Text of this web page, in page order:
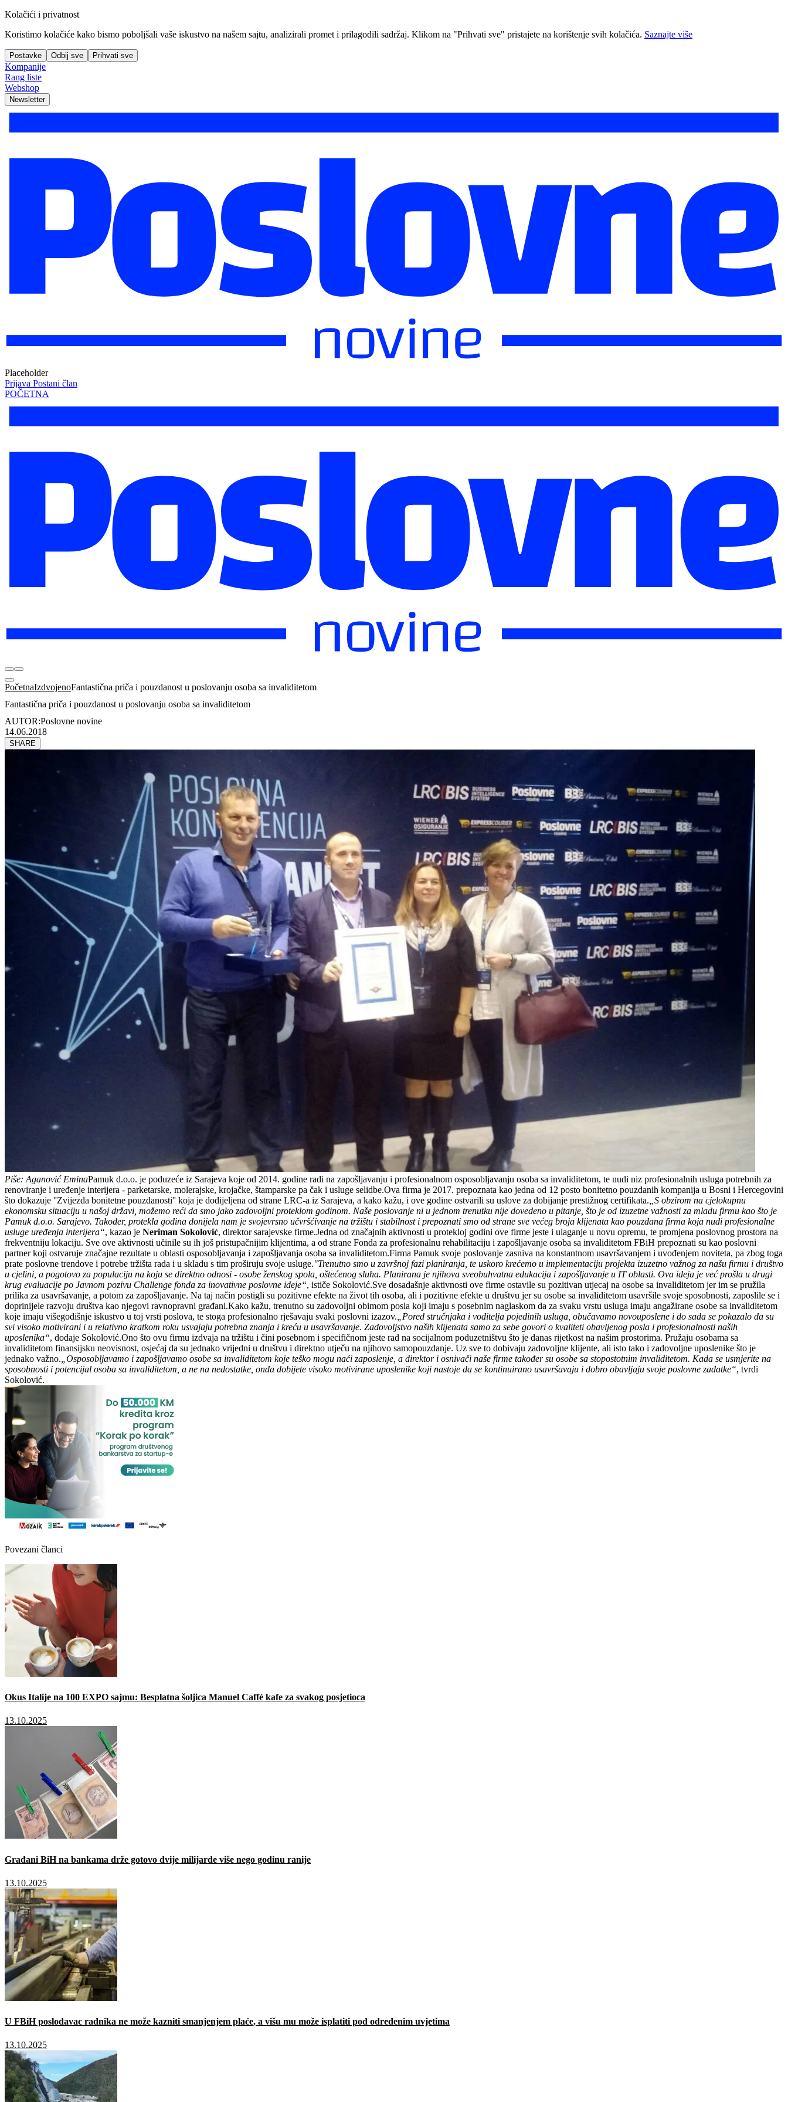
Kolačići i privatnost
Koristimo kolačiće kako bismo poboljšali vaše iskustvo na našem sajtu, analizirali promet i prilagodili sadržaj. Klikom na "Prihvati sve" pristajete na korištenje svih kolačića. Saznajte više
Postavke Odbij sve Prihvati sve
Kompanije
Rang liste
Webshop
Newsletter
Placeholder
Prijava Postani član
POČETNA
PočetnaIzdvojenoFantastična priča i pouzdanost u poslovanju osoba sa invaliditetom
Fantastična priča i pouzdanost u poslovanju osoba sa invaliditetom
AUTOR:Poslovne novine
14.06.2018
SHARE
Piše: Aganović EminaPamuk d.o.o. je poduzeće iz Sarajeva koje od 2014. godine radi na zapošljavanju i profesionalnom osposobljavanju osoba sa invaliditetom, te nudi niz profesionalnih usluga potrebnih za
renoviranje i uređenje interijera - parketarske, molerajske, krojačke, štamparske pa čak i usluge selidbe.Ova firma je 2017. prepoznata kao jedna od 12 posto bonitetno pouzdanih kompanija u Bosni i Hercegovini
što dokazuje ''Zvijezda bonitetne pouzdanosti'' koja je dodijeljena od strane LRC-a iz Sarajeva, a kako kažu, i ove godine ostvarili su uslove za dobijanje prestižnog certifikata. „S obzirom na cjelokupnu
ekonomsku situaciju u našoj državi, možemo reći da smo jako zadovoljni proteklom godinom. Naše poslovanje ni u jednom trenutku nije dovedeno u pitanje, što je od izuzetne važnosti za mladu firmu kao što je
Pamuk d.o.o. Sarajevo. Također, protekla godina donijela nam je svojevrsno učvršćivanje na tržištu i stabilnost i prepoznati smo od strane sve većeg broja klijenata kao pouzdana firma koja nudi profesionalne
usluge uređenja interijera“, kazao je Neriman Sokolović, direktor sarajevske firme.Jedna od značajnih aktivnosti u protekloj godini ove firme jeste i ulaganje u novu opremu, te promjena poslovnog prostora na
frekventniju lokaciju. Sve ove aktivnosti učinile su ih još pristupačnijim klijentima, a od strane Fonda za profesionalnu rehabilitaciju i zapošljavanje osoba sa invaliditetom FBiH prepoznati su kao poslovni
partner koji ostvaruje značajne rezultate u oblasti osposobljavanja i zapošljavanja osoba sa invaliditetom.Firma Pamuk svoje poslovanje zasniva na konstantnom usavršavanjem i uvođenjem noviteta, pa zbog toga
prate poslovne trendove i potrebe tržišta rada i u skladu s tim proširuju svoje usluge."Trenutno smo u završnoj fazi planiranja, te uskoro krećemo u implementaciju projekta izuzetno važnog za našu firmu i društvo
u cjelini, a pogotovo za populaciju na koju se direktno odnosi - osobe ženskog spola, oštećenog sluha. Planirana je njihova sveobuhvatna edukacija i zapošljavanje u IT oblasti. Ova ideja je već prošla u drugi
krug evaluacije po Javnom pozivu Challenge fonda za inovativne poslovne ideje“, ističe Sokolović.Sve dosadašnje aktivnosti ove firme ostavile su pozitivan utjecaj na osobe sa invaliditetom jer im se pružila
prilika za usavršavanje, a potom za zapošljavanje. Na taj način postigli su pozitivne efekte na život tih osoba, ali i pozitivne efekte u društvu jer su osobe sa invaliditetom usavršile svoje sposobnosti, zaposlile se i
doprinijele razvoju društva kao njegovi ravnopravni građani.Kako kažu, trenutno su zadovoljni obimom posla koji imaju s posebnim naglaskom da za svaku vrstu usluga imaju angažirane osobe sa invaliditetom
koje imaju višegodišnje iskustvo u toj vrsti poslova, te stoga profesionalno rješavaju svaki poslovni izazov. „Pored stručnjaka i voditelja pojedinih usluga, obučavamo novouposlene i do sada se pokazalo da su
svi visoko motivirani i u relativno kratkom roku usvajaju potrebna znanja i kreću u usavršavanje. Zadovoljstvo naših klijenata samo za sebe govori o kvaliteti obavljenog posla i profesionalnosti naših
uposlenika“, dodaje Sokolović.Ono što ovu firmu izdvaja na tržištu i čini posebnom i specifičnom jeste rad na socijalnom poduzetništvu što je danas rijetkost na našim prostorima. Pružaju osobama sa
invaliditetom finansijsku neovisnost, osjećaj da su jednako vrijedni u društvu i direktno utječu na njihovo samopouzdanje. Uz sve to dobivaju zadovoljne klijente, ali isto tako i zadovoljne uposlenike što je
jednako važno. „Osposobljavamo i zapošljavamo osobe sa invaliditetom koje teško mogu naći zaposlenje, a direktor i osnivači naše firme također su osobe sa stopostotnim invaliditetom. Kada se usmjerite na
sposobnosti i potencijal osoba sa invaliditetom, a ne na nedostatke, onda dobijete visoko motivirane uposlenike koji nastoje da se kontinuirano usavršavaju i dobro obavljaju svoje poslovne zadatke“, tvrdi
Sokolović.
Povezani članci
Okus Italije na 100 EXPO sajmu: Besplatna šoljica Manuel Caffé kafe za svakog posjetioca
13.10.2025
Građani BiH na bankama drže gotovo dvije milijarde više nego godinu ranije
13.10.2025
U FBiH poslodavac radnika ne može kazniti smanjenjem plaće, a višu mu može isplatiti pod određenim uvjetima
13.10.2025